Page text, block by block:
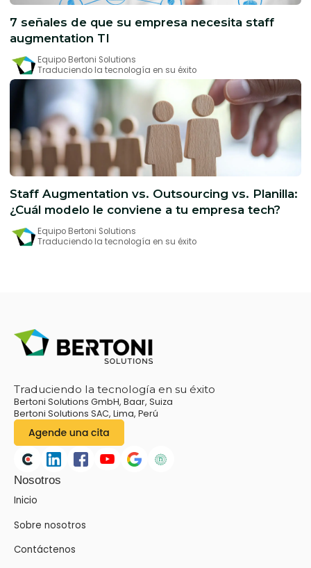
7 señales de que su empresa necesita staff
augmentation TI
Equipo Bertoni Solutions
Traduciendo la tecnología en su éxito
Staff Augmentation vs. Outsourcing vs. Planilla:
¿Cuál modelo le conviene a tu empresa tech?
Equipo Bertoni Solutions
Traduciendo la tecnología en su éxito
Traduciendo la tecnología en su éxito
Bertoni Solutions GmbH, Baar, Suiza
Bertoni Solutions SAC, Lima, Perú
Nosotros
Inicio
Sobre nosotros
Contáctenos